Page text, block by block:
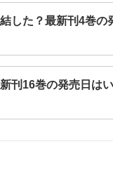
した？最新刊4巻の
刊16巻の発売日はい